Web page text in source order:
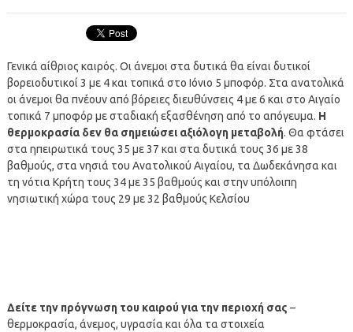
Γενικά αίθριος καιρός. Οι άνεμοι στα δυτικά θα είναι δυτικοί
βορειοδυτικοί 3 με 4 και τοπικά στο Ιόνιο 5 μποφόρ. Στα ανατολικά
οι άνεμοι θα πνέουν από βόρειες διευθύνσεις 4 με 6 και στο Αιγαίο
τοπικά 7 μποφόρ με σταδιακή εξασθένηση από το απόγευμα. Η
θερμοκρασία δεν θα σημειώσει αξιόλογη μεταβολή. Θα φτάσει
στα ηπειρωτικά τους 35 με 37 και στα δυτικά τους 36 με 38
βαθμούς, στα νησιά του Ανατολικού Αιγαίου, τα Δωδεκάνησα και
τη νότια Κρήτη τους 34 με 35 βαθμούς και στην υπόλοιπη
νησιωτική χώρα τους 29 με 32 βαθμούς Κελσίου
Δείτε την πρόγνωση του καιρού για την περιοχή σας –
θερμοκρασία, άνεμος, υγρασία και όλα τα στοιχεία